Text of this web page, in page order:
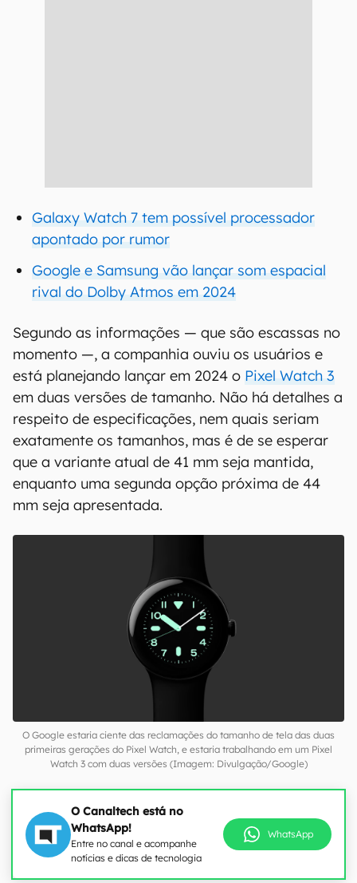
Galaxy Watch 7 tem possível processador
apontado por rumor
Google e Samsung vão lançar som espacial
rival do Dolby Atmos em 2024
Segundo as informações — que são escassas no
momento —, a companhia ouviu os usuários e
está planejando lançar em 2024 o Pixel Watch 3
em duas versões de tamanho. Não há detalhes a
respeito de especificações, nem quais seriam
exatamente os tamanhos, mas é de se esperar
que a variante atual de 41 mm seja mantida,
enquanto uma segunda opção próxima de 44
mm seja apresentada.
O Google estaria ciente das reclamações do tamanho de tela das duas
primeiras gerações do Pixel Watch, e estaria trabalhando em um Pixel
Watch 3 com duas versões (Imagem: Divulgação/Google)
O Canaltech está no
WhatsApp!
Entre no canal e acompanhe
notícias e dicas de tecnologia
WhatsApp